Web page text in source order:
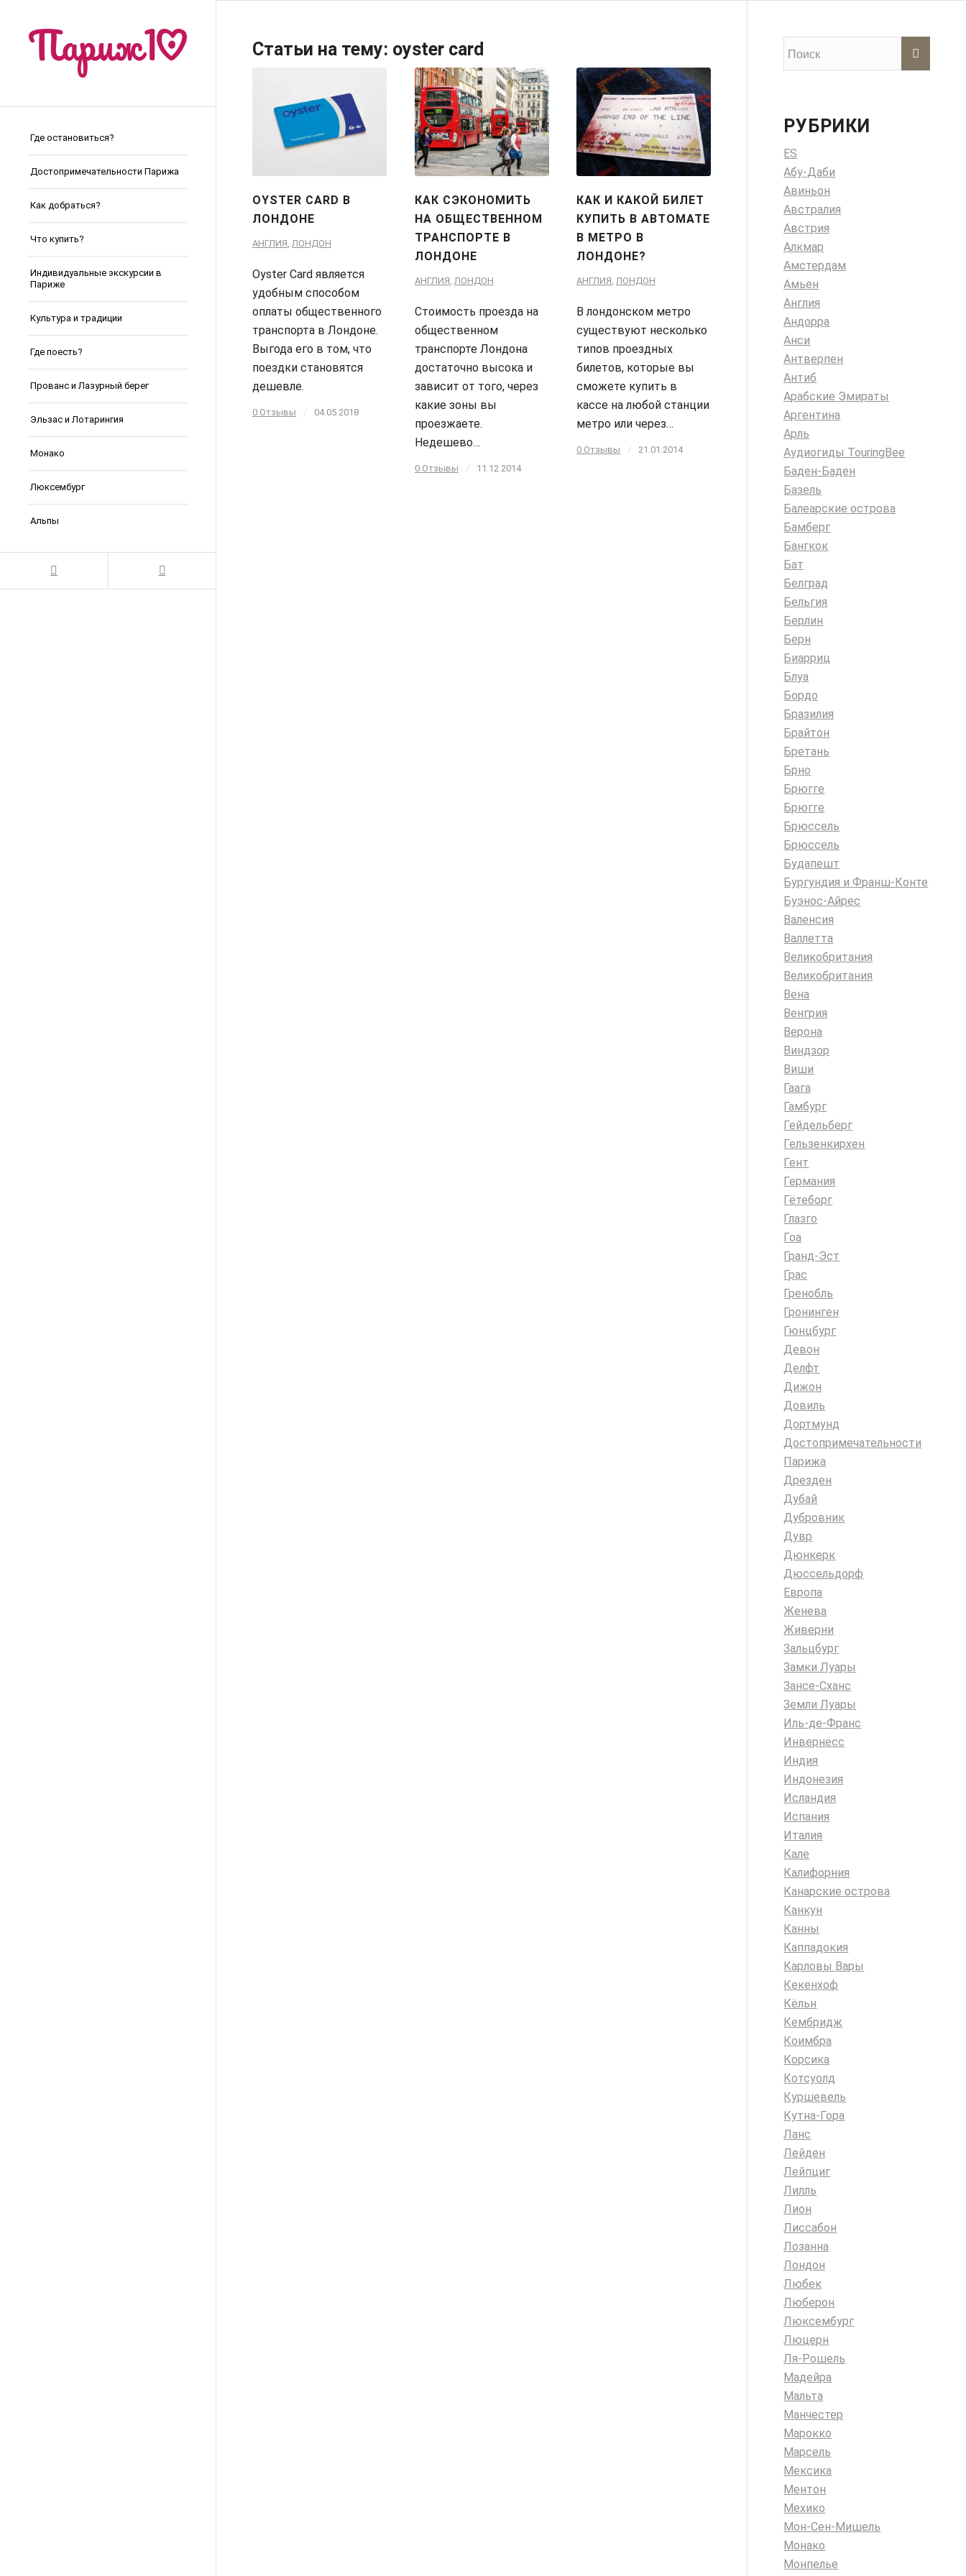
Где остановиться?
Достопримечательности Парижа
Как добраться?
Что купить?
Индивидуальные экскурсии в
Париже
Культура и традиции
Где поесть?
Прованс и Лазурный берег
Эльзас и Лотарингия
Монако
Люксембург
Альпы
Статьи на тему: oyster card
OYSTER CARD В
ЛОНДОНЕ
АНГЛИЯ, ЛОНДОН
Oyster Card является
удобным способом
оплаты общественного
транспорта в Лондоне.
Выгода его в том, что
поездки становятся
дешевле.
0 Отзывы / 04.05.2018
КАК СЭКОНОМИТЬ
НА ОБЩЕСТВЕННОМ
ТРАНСПОРТЕ В
ЛОНДОНЕ
АНГЛИЯ, ЛОНДОН
Стоимость проезда на
общественном
транспорте Лондона
достаточно высока и
зависит от того, через
какие зоны вы
проезжаете.
Недешево…
0 Отзывы / 11.12.2014
КАК И КАКОЙ БИЛЕТ
КУПИТЬ В АВТОМАТЕ
В МЕТРО В
ЛОНДОНЕ?
АНГЛИЯ,ЛОНДОН
В лондонском метро
существуют несколько
типов проездных
билетов, которые вы
сможете купить в
кассе на любой станции
метро или через…
0 Отзывы / 21.01.2014
РУБРИКИ
ES
Абу-Даби
Авиньон
Австралия
Австрия
Алкмар
Амстердам
Амьен
Англия
Андорра
Анси
Антверпен
Антиб
Арабские Эмираты
Аргентина
Арль
Аудиогиды TouringBee
Баден-Баден
Базель
Балеарские острова
Бамберг
Бангкок
Бат
Белград
Бельгия
Берлин
Берн
Биарриц
Блуа
Бордо
Бразилия
Брайтон
Бретань
Брно
Брюгге
Брюгге
Брюссель
Брюссель
Будапешт
Бургундия и Франш-Конте
Буэнос-Айрес
Валенсия
Валлетта
Великобритания
Великобритания
Вена
Венгрия
Верона
Виндзор
Виши
Гаага
Гамбург
Гейдельберг
Гельзенкирхен
Гент
Германия
Гётеборг
Глазго
Гоа
Гранд-Эст
Грас
Гренобль
Гронинген
Гюнцбург
Девон
Делфт
Дижон
Довиль
Дортмунд
Достопримечательности
Парижа
Дрезден
Дубай
Дубровник
Дувр
Дюнкерк
Дюссельдорф
Европа
Женева
Живерни
Зальцбург
Замки Луары
Зансе-Сханс
Земли Луары
Иль-де-Франс
Инвернесс
Индия
Индонезия
Исландия
Испания
Италия
Кале
Калифорния
Канарские острова
Канкун
Канны
Каппадокия
Карловы Вары
Кекенхоф
Кёльн
Кембридж
Коимбра
Корсика
Котсуолд
Куршевель
Кутна-Гора
Ланс
Лейден
Лейпциг
Лилль
Лион
Лиссабон
Лозанна
Лондон
Любек
Люберон
Люксембург
Люцерн
Ля-Рошель
Мадейра
Мальта
Манчестер
Марокко
Марсель
Мексика
Ментон
Мехико
Мон-Сен-Мишель
Монако
Монпелье